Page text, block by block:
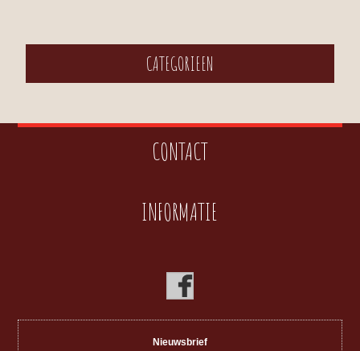
CATEGORIEEN
CONTACT
INFORMATIE
Nieuwsbrief